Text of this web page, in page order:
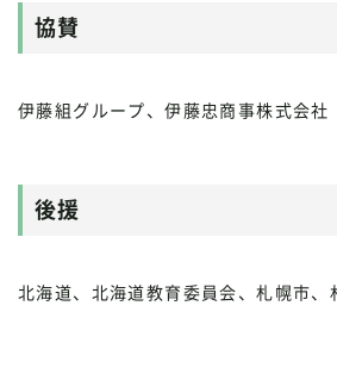
協賛
伊藤組グループ、伊藤忠商事株式会社
後援
北海道、北海道教育委員会、札幌市、